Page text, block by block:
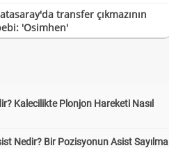
transfer çıkmazının
'Osimhen'
Kalecilikte Plonjon Hareketi Nasıl
Nedir? Bir Pozisyonun Asist Sayılma